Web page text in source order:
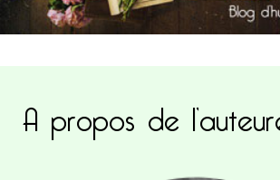
A propos de